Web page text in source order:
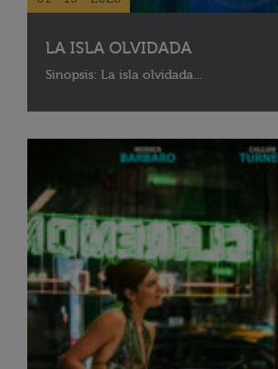
LA ISLA OLVIDADA
Sinopsis: La isla olvidada...